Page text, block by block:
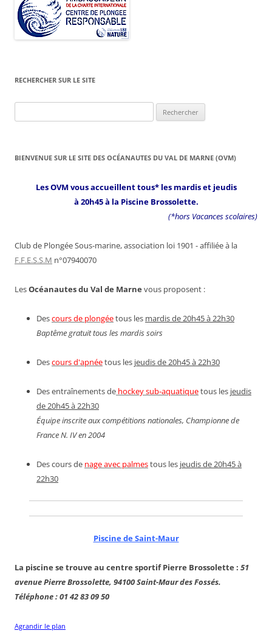
RECHERCHER SUR LE SITE
BIENVENUE SUR LE SITE DES OCÉANAUTES DU VAL DE MARNE (OVM)
Les OVM vous accueillent tous* les mardis et jeudis
à 20h45 à la Piscine Brossolette.
(*hors Vacances scolaires)
Club de Plongée Sous-marine, association loi 1901 - affiliée à la
F.F.E.S.S.M n°07940070
LesOcéanautes du Val de Marne vous proposent :
Descours de plongéetous les mardis de 20h45 à 22h30
Baptême gratuit tous les mardis soirs
Descours d'apnéetous les jeudis de 20h45 à 22h30
Des entraînements de hockey sub-aquatiquetous les jeudis
de 20h45 à 22h30
Équipe inscrite aux compétitions nationales, Championne de
France N. IV en 2004
Des cours de nage avec palmestous les jeudis de 20h45 à
22h30
Piscine de Saint-Maur
La piscine se trouve au centre sportif Pierre Brossolette : 51
avenue Pierre Brossolette, 94100 Saint-Maur des Fossés.
Téléphone : 01 42 83 09 50
Agrandir le plan